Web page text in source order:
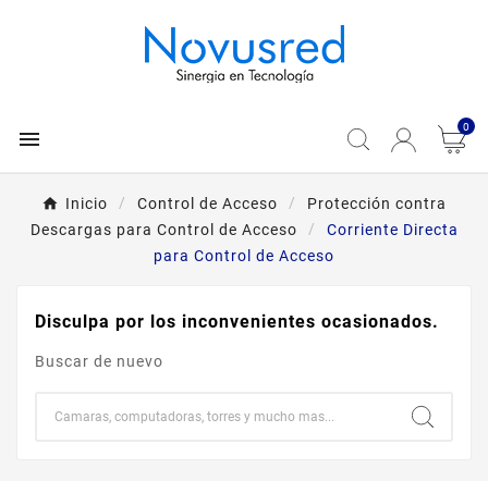
 0
Inicio Control de Acceso
Protección contra
Descargas para Control de Acceso
Corriente Directa
para Control de Acceso
Disculpa por los inconvenientes ocasionados.
Buscar de nuevo